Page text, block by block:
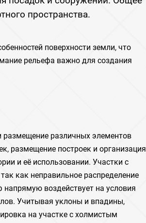
пространства.
поверхности земли, что
рельефа важно для создания
размещение различных элементов
размещение построек и организация
и её использовании. Участки с
как неправильное распределение
воздействует на условия
Учитывая уклоны и впадины,
на участке с холмистым